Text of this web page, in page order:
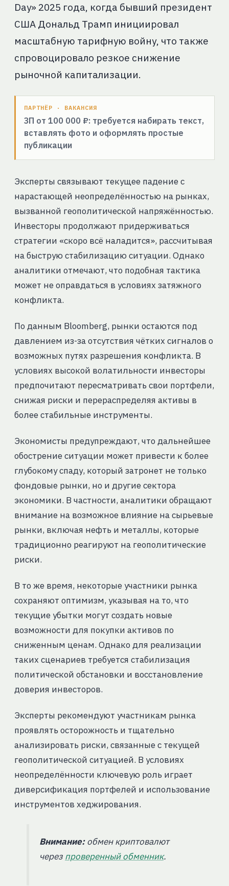
Day» 2025 года, когда бывший президент
США Дональд Трамп инициировал
масштабную тарифную войну, что также
спровоцировало резкое снижение
рыночной капитализации.
ПАРТНЁР · ВАКАНСИЯ
ЗП от 100 000 ₽: требуется набирать текст,
вставлять фото и оформлять простые
публикации
Эксперты связывают текущее падение с
нарастающей неопределённостью на рынках,
вызванной геополитической напряжённостью.
Инвесторы продолжают придерживаться
стратегии «скоро всё наладится», рассчитывая
на быструю стабилизацию ситуации. Однако
аналитики отмечают, что подобная тактика
может не оправдаться в условиях затяжного
конфликта.
По данным Bloomberg, рынки остаются под
давлением из-за отсутствия чётких сигналов о
возможных путях разрешения конфликта. В
условиях высокой волатильности инвесторы
предпочитают пересматривать свои портфели,
снижая риски и перераспределяя активы в
более стабильные инструменты.
Экономисты предупреждают, что дальнейшее
обострение ситуации может привести к более
глубокому спаду, который затронет не только
фондовые рынки, но и другие сектора
экономики. В частности, аналитики обращают
внимание на возможное влияние на сырьевые
рынки, включая нефть и металлы, которые
традиционно реагируют на геополитические
риски.
В то же время, некоторые участники рынка
сохраняют оптимизм, указывая на то, что
текущие убытки могут создать новые
возможности для покупки активов по
сниженным ценам. Однако для реализации
таких сценариев требуется стабилизация
политической обстановки и восстановление
доверия инвесторов.
Эксперты рекомендуют участникам рынка
проявлять осторожность и тщательно
анализировать риски, связанные с текущей
геополитической ситуацией. В условиях
неопределённости ключевую роль играет
диверсификация портфелей и использование
инструментов хеджирования.
Внимание:обмен криптовалют
через проверенный обменник.